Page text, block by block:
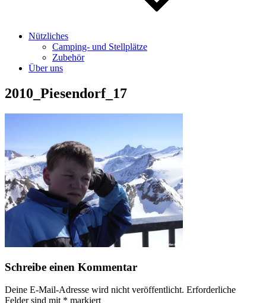
Nützliches
Camping- und Stellplätze
Zubehör
Über uns
2010_Piesendorf_17
Schreibe einen Kommentar
Deine E-Mail-Adresse wird nicht veröffentlicht. Erforderliche
Felder sind mit * markiert